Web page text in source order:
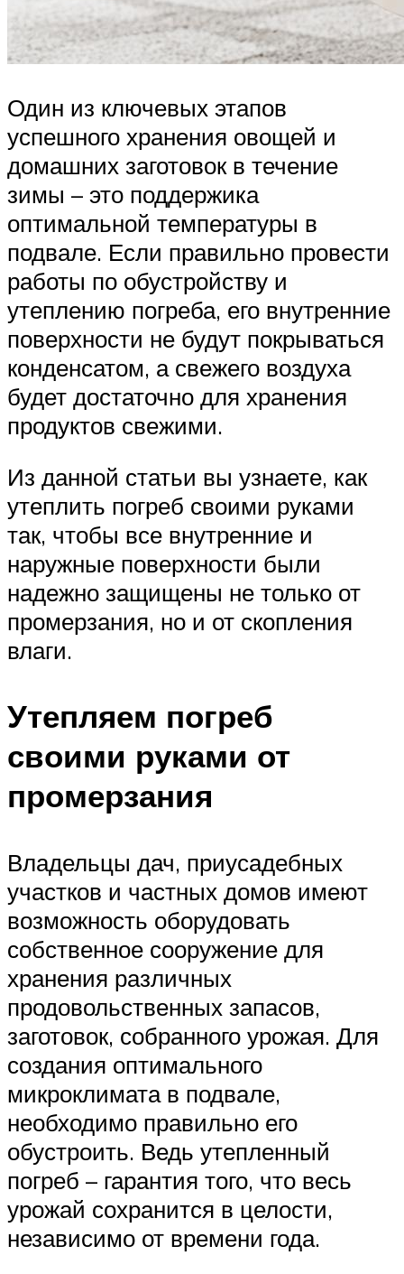
Один из ключевых этапов
успешного хранения овощей и
домашних заготовок в течение
зимы – это поддержика
оптимальной температуры в
подвале. Если правильно провести
работы по обустройству и
утеплению погреба, его внутренние
поверхности не будут покрываться
конденсатом, а свежего воздуха
будет достаточно для хранения
продуктов свежими.
Из данной статьи вы узнаете, как
утеплить погреб своими руками
так, чтобы все внутренние и
наружные поверхности были
надежно защищены не только от
промерзания, но и от скопления
влаги.
Утепляем погреб
своими руками от
промерзания
Владельцы дач, приусадебных
участков и частных домов имеют
возможность оборудовать
собственное сооружение для
хранения различных
продовольственных запасов,
заготовок, собранного урожая. Для
создания оптимального
микроклимата в подвале,
необходимо правильно его
обустроить. Ведь утепленный
погреб – гарантия того, что весь
урожай сохранится в целости,
независимо от времени года.